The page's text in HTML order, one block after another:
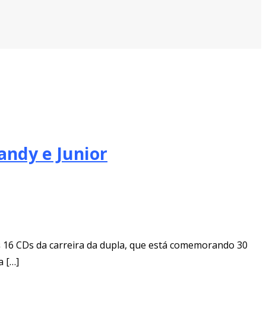
e Junior
CDs da carreira da dupla, que está comemorando 30
[…]